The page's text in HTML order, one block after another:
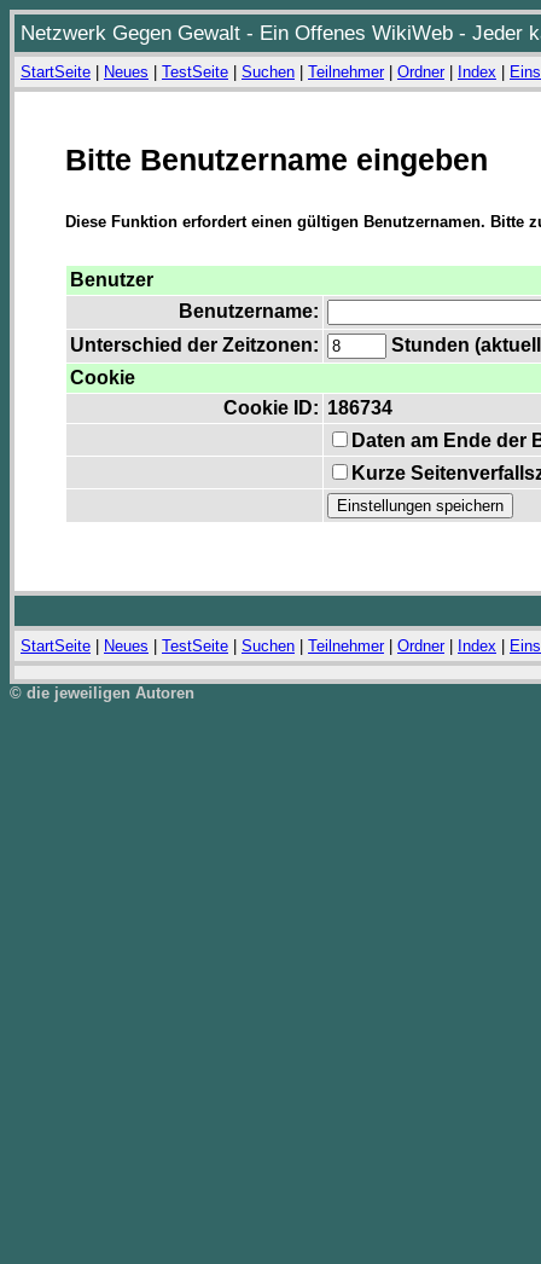
Netzwerk Gegen Gewalt - Ein Offenes WikiWeb - Jeder
StartSeite Neues TestSeite Suchen Teilnehmer| Ordner| Index
Bitte Benutzername eingeben
Diese Funktion erfordert einen gültigen Benutzernamen. Bitte
Benutzer
Benutzername:
Unterschied der Zeitzonen:
Stunden
Cookie
Cookie ID: 186734
Daten am Ende der
Kurze
StartSeite Neues TestSeite Suchen Teilnehmer| Ordner| Index
© die jeweiligen Autoren